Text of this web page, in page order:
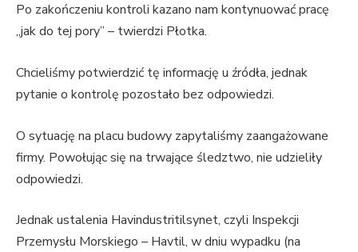
Po zakończeniu kontroli kazano nam kontynuować pracę
„jak do tej pory” – twierdzi Płotka.
Chcieliśmy potwierdzić tę informację u źródła, jednak
pytanie o kontrolę pozostało bez odpowiedzi.
O sytuację na placu budowy zapytaliśmy zaangażowane
firmy. Powołując się na trwające śledztwo, nie udzieliły
odpowiedzi.
Jednak ustalenia Havindustritilsynet, czyli Inspekcji
Przemysłu Morskiego – Havtil, w dniu wypadku (na